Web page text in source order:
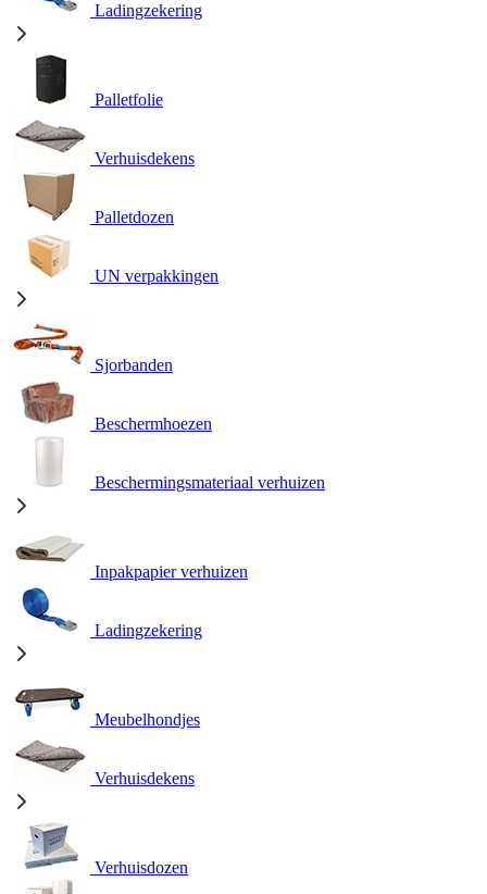
Ladingzekering
Palletfolie
Verhuisdekens
Palletdozen
UN verpakkingen
Sjorbanden
Beschermhoezen
Beschermingsmateriaal verhuizen
Inpakpapier verhuizen
Ladingzekering
Meubelhondjes
Verhuisdekens
Verhuisdozen